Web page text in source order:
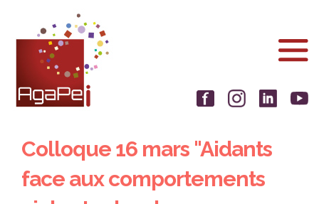
contenu
principal
Colloque 16 mars "Aidants
face aux comportements